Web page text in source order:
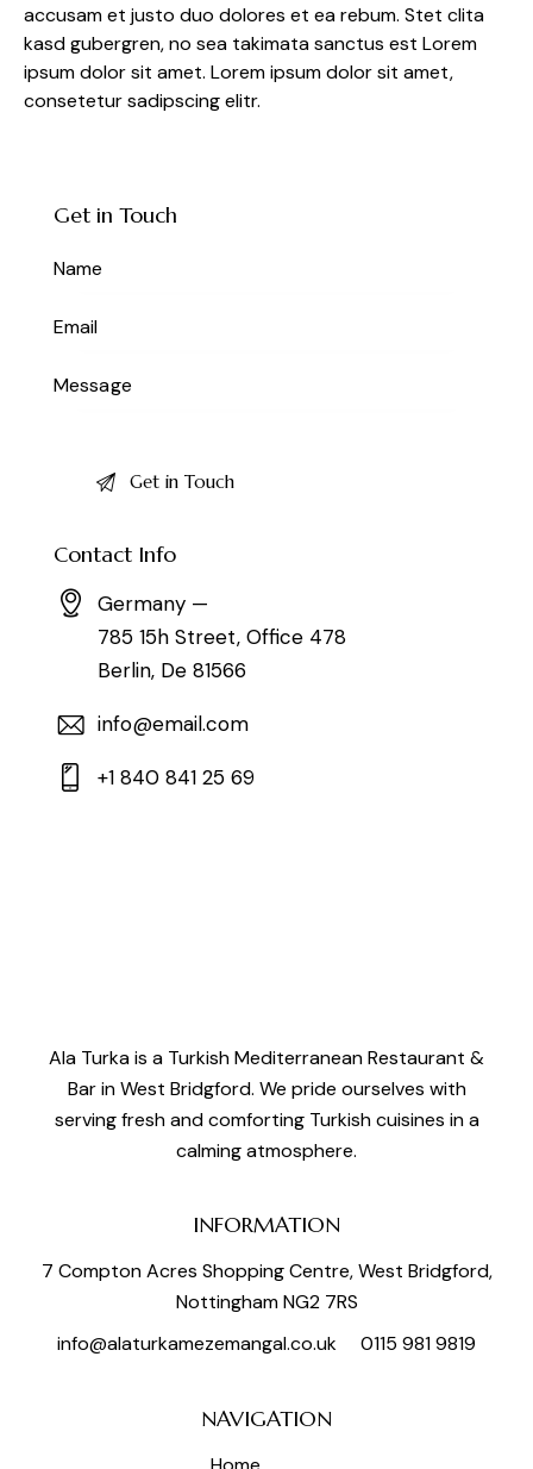
accusam et justo duo dolores et ea rebum. Stet clita
kasd gubergren, no sea takimata sanctus est Lorem
ipsum dolor sit amet. Lorem ipsum dolor sit amet,
consetetur sadipscing elitr.
Get in Touch
Contact Info
Germany —
785 15h Street, Office 478
Berlin, De 81566
info@email.com
+1 840 841 25 69
Ala Turka is a Turkish Mediterranean Restaurant &
Bar in West Bridgford. We pride ourselves with
serving fresh and comforting Turkish cuisines in a
calming atmosphere.
INFORMATION
7 Compton Acres Shopping Centre, West Bridgford,
Nottingham NG2 7RS
info@alaturkamezemangal.co.uk
0115 981 9819
NAVIGATION